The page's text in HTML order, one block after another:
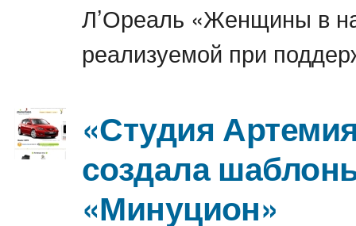
Л’Ореаль «Женщины в
реализуемой при
«Студия
создала
«Минуцион»